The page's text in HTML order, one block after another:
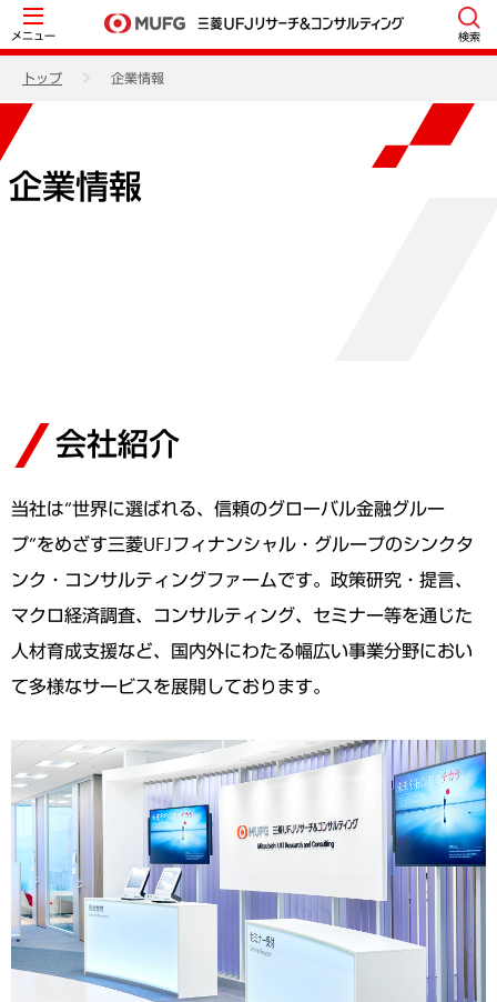
メニュー 検索
トップ 企業情報
企業情報
会社紹介
当社は“世界に選ばれる、信頼のグローバル金融グルー
プ”をめざす三菱UFJフィナンシャル・グループのシンクタ
ンク・コンサルティングファームです。政策研究・提言、
マクロ経済調査、コンサルティング、セミナー等を通じた
人材育成支援など、国内外にわたる幅広い事業分野におい
て多様なサービスを展開しております。